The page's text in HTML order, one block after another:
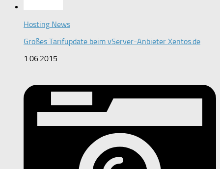
Hosting News
Großes Tarifupdate beim vServer-Anbieter Xentos.de
1.06.2015